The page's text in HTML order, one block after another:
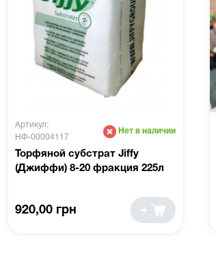
Артикул:
НФ-00004117
Нет в наличии
Торфяной субстрат Jiffy
(Джиффи) 8-20 фракция 225л
920,00 грн